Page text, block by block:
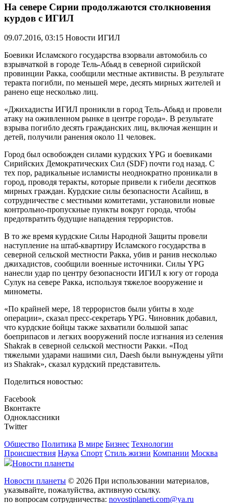
На севере Сирии продолжаются столкновения
курдов с ИГИЛ
09.07.2016, 03:15 Новости ИГИЛ
Боевики Исламского государства взорвали автомобиль со
взрывчаткой в городе Тель-Абьяд в северной сирийской
провинции Ракка, сообщили местные активисты. В результате
теракта погибли, по меньшей мере, десять мирных жителей и
ранено еще несколько лиц.
«Джихадисты ИГИЛ проникли в город Тель-Абьяд и провели
атаку на оживленном рынке в центре города». В результате
взрыва погибло десять гражданских лиц, включая женщин и
детей, получили ранения около 11 человек.
Город был освобожден силами курдских YPG и боевиками
Сирийских Демократических Сил (SDF) почти год назад. С
тех пор, радикальные исламисты неоднократно проникали в
город, проводя теракты, которые привели к гибели десятков
мирных граждан. Курдские силы безопасности Асайиш, в
сотрудничестве с местными комитетами, установили новые
контрольно-пропускные пункты вокруг города, чтобы
предотвратить будущие нападения террористов.
В то же время курдские Силы Народной Защиты провели
наступление на штаб-квартиру Исламского государства в
северной сельской местности Ракка, убив и ранив несколько
джихадистов, сообщили военные источники. Силы YPG
нанесли удар по центру безопасности ИГИЛ к югу от города
Сулук на севере Ракка, используя тяжелое вооружение и
минометы.
«По крайней мере, 18 террористов были убиты в ходе
операции», сказал пресс-секретарь YPG. Чиновник добавил,
что курдские бойцы также захватили большой запас
боеприпасов и легких вооружений после изгнания из селения
Shakrak в северной сельской местности Ракки. «Под
тяжелыми ударами нашими сил, Daesh были вынуждены уйти
из Shakrak», сказал курдский представитель.
Поделиться новостью:
Facebook
Вконтакте
Одноклассники
Twitter
Общество Политика В мире Бизнес Технологии
Происшествия Наука Спорт Стиль жизни Компании Москва
Новости планеты
Новости планеты © 2026 При использовании материалов,
указывайте, пожалуйства, активную ссылку.
по вопросам сотрудничества: novostiplaneti.com@ya.ru